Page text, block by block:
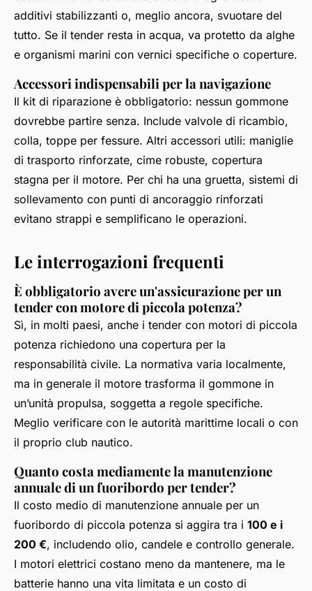
additivi stabilizzanti o, meglio ancora, svuotare del
tutto. Se il tender resta in acqua, va protetto da alghe
e organismi marini con vernici specifiche o coperture.
Accessori indispensabili per la navigazione
Il kit di riparazione è obbligatorio: nessun gommone
dovrebbe partire senza. Include valvole di ricambio,
colla, toppe per fessure. Altri accessori utili: maniglie
di trasporto rinforzate, cime robuste, copertura
stagna per il motore. Per chi ha una gruetta, sistemi di
sollevamento con punti di ancoraggio rinforzati
evitano strappi e semplificano le operazioni.
Le interrogazioni frequenti
È obbligatorio avere un'assicurazione per un
tender con motore di piccola potenza?
Sì, in molti paesi, anche i tender con motori di piccola
potenza richiedono una copertura per la
responsabilità civile. La normativa varia localmente,
ma in generale il motore trasforma il gommone in
un’unità propulsa, soggetta a regole specifiche.
Meglio verificare con le autorità marittime locali o con
il proprio club nautico.
Quanto costa mediamente la manutenzione
annuale di un fuoribordo per tender?
Il costo medio di manutenzione annuale per un
fuoribordo di piccola potenza si aggira tra i 100 e i
200 €, includendo olio, candele e controllo generale.
I motori elettrici costano meno da mantenere, ma le
batterie hanno una vita limitata e un costo di